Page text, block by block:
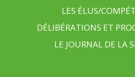
LES ÉLUS/
DÉLIBÉRATIONS ET
LE JOURNAL DE LA